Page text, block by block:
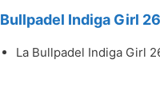
Bullpadel Indiga Girl 26
La Bullpadel Indiga Girl